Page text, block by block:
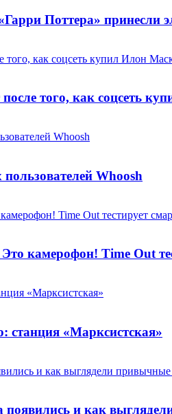
Поттера» принесли
того, как соцсеть
Whoosh
камерофон! Time Out
станция «Марксистская»
появились и как